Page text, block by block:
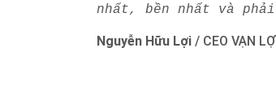
nhất, bền nhất và
Nguyễn Hữu Lợi / CEO VẠN